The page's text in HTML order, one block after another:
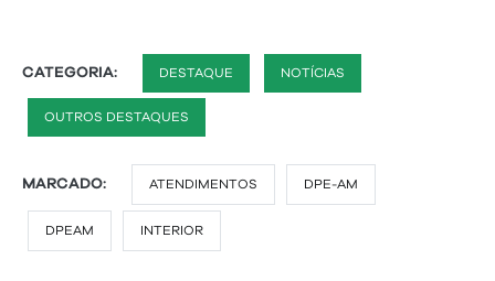
CATEGORIA: DESTAQUE NOTÍCIAS
OUTROS DESTAQUES
MARCADO: ATENDIMENTOS DPE-AM
DPEAM INTERIOR